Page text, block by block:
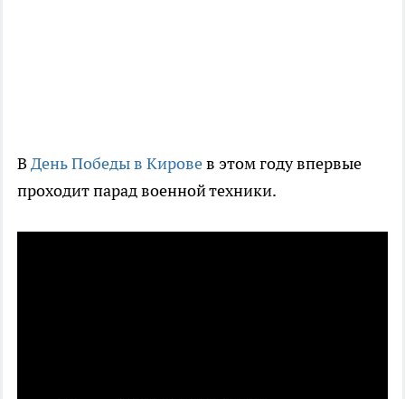
В День Победы в Кировев этом году впервые
проходит парад военной техники.